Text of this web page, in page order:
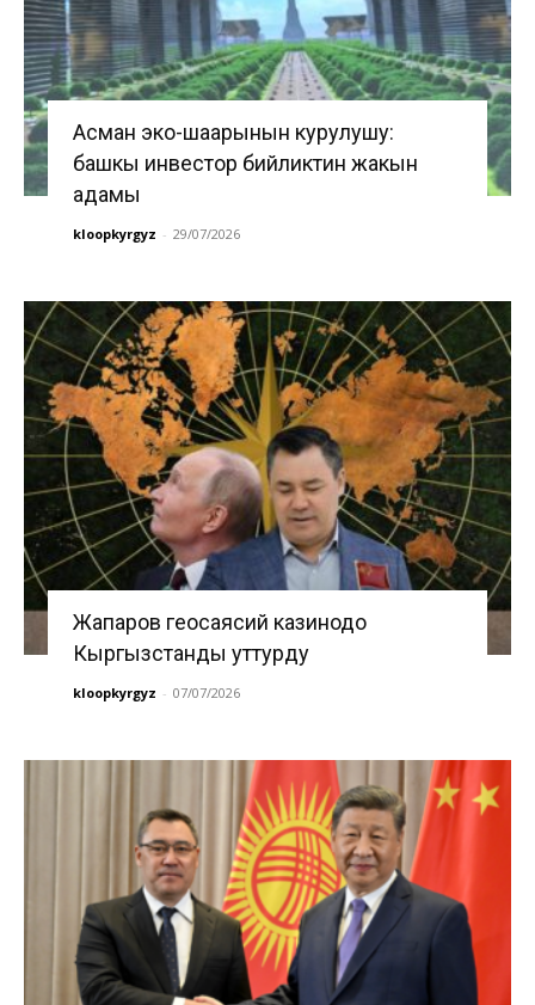
Асман эко-шаарынын курулушу:
башкы инвестор бийликтин жакын
адамы
kloopkyrgyz - 29/07/2026
Жапаров геосаясий казинодо
Кыргызстанды уттурду
kloopkyrgyz - 07/07/2026